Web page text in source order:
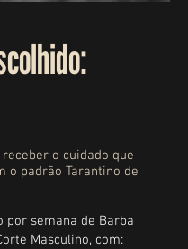
o cuidado que
o padrão Tarantino de
por semana de Barba
Masculino, com: